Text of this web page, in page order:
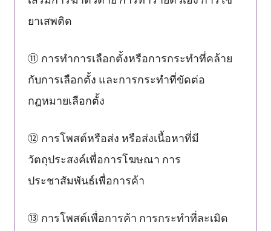
ยาเสพติด
⑪ การทำการเลือกตั้งหรือการกระทำที่คล้าย
กับการเลือกตั้ง และการกระทำที่ขัดต่อ
กฎหมายเลือกตั้ง
⑫ การโพสต์หรือส่ง หรือส่งเนื้อหาที่มี
วัตถุประสงค์เพื่อการโฆษณา การ
ประชาสัมพันธ์เพื่อการค้า
⑬ การโพสต์เพื่อการค้า การกระทำที่ละเมิด